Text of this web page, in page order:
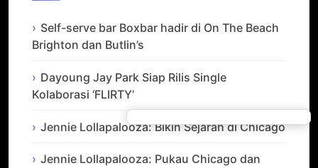
Self-serve bar Boxbar hadir di On The Beach
Brighton dan Butlin’s
Dayoung Jay Park Siap Rilis Single
Kolaborasi ‘FLIRTY’
Jennie Lollapalooza: Bikin Sejarah di Chicago
Jennie Lollapalooza: Pukau Chicago dan